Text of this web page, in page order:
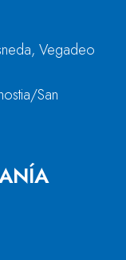
Vegadeo
San